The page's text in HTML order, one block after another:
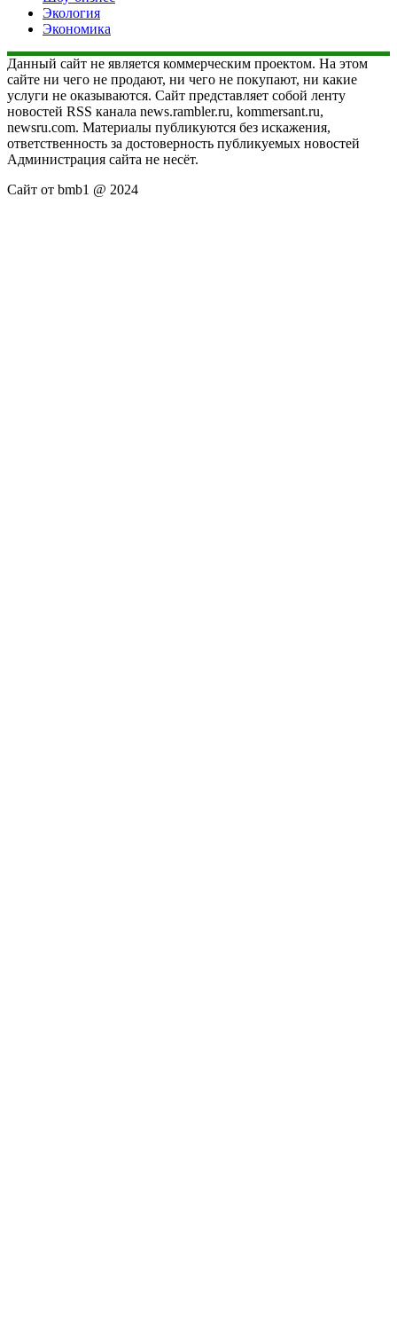
Экология
Экономика
Данный сайт не является коммерческим проектом. На этом
сайте ни чего не продают, ни чего не покупают, ни какие
услуги не оказываются. Сайт представляет собой ленту
новостей RSS канала news.rambler.ru, kommersant.ru,
newsru.com. Материалы публикуются без искажения,
ответственность за достоверность публикуемых новостей
Администрация сайта не несёт.
Сайт от bmb1 @ 2024